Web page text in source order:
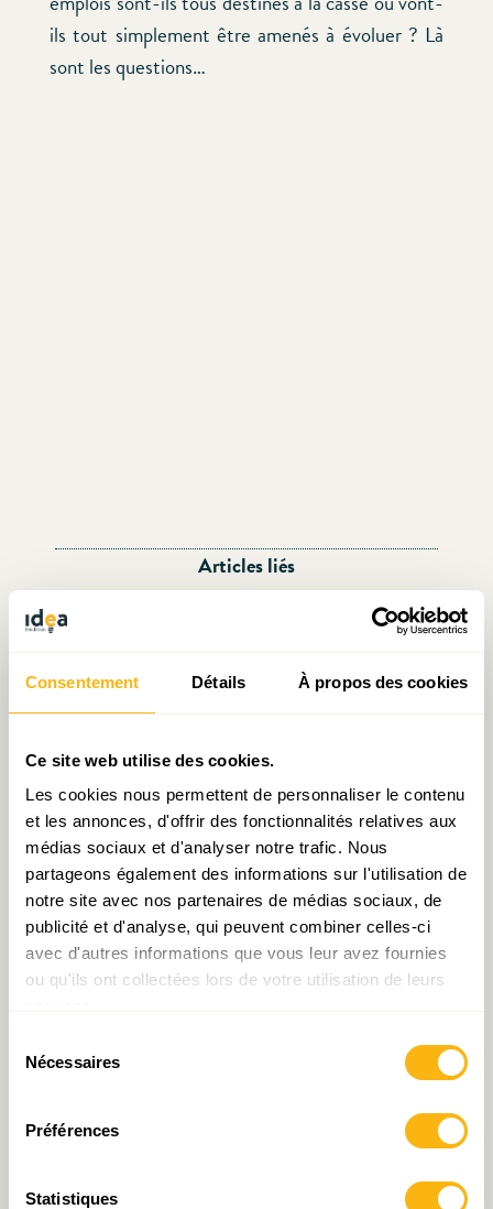
Consentement Détails À propos des cookies
Ce site web utilise des cookies.
Les cookies nous permettent de personnaliser le contenu
et les annonces, d'offrir des fonctionnalités relatives aux
médias sociaux et d'analyser notre trafic. Nous
partageons également des informations sur l'utilisation de
notre site avec nos partenaires de médias sociaux, de
publicité et d'analyse, qui peuvent combiner celles-ci
avec d'autres informations que vous leur avez fournies
ou qu'ils ont collectées lors de votre utilisation de leurs
Nécessaires
Préférences
Statistiques
ils tout simplement être amenés à évoluer ? Là
sont les questions…
Articles liés
Juillet 2018
in der
grenzüberschreitenden
Metropolregion
Luxemburgs – hin zu einem
tragfähigeren Modell?
productivité à la
Pour un budget vert « à la